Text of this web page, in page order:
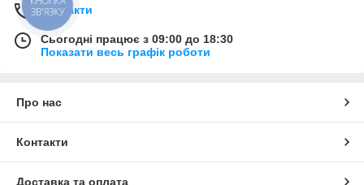
Контакти
Сьогодні працює з 09:00 до 18:30
Показати весь графік роботи
Про нас
Контакти
Доставка та оплата
ЗВ'ЯЗКУ